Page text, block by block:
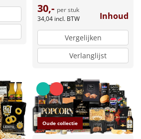
30,- per stuk
34,04 incl. BTW Inhoud
Vergelijken
Verlanglijst
Oude collectie